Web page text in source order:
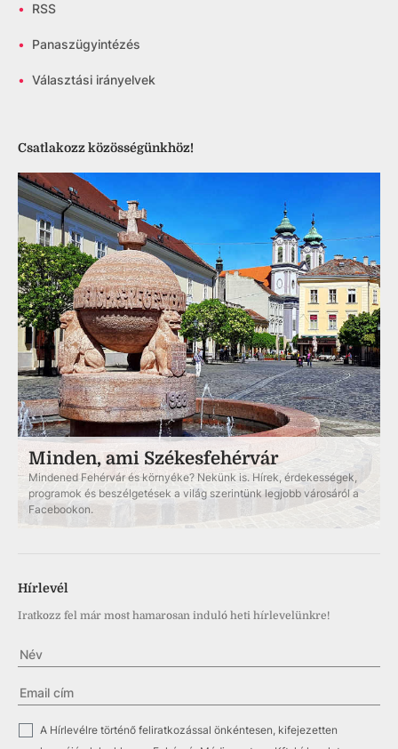
• RSS
• Panaszügyintézés
• Választási irányelvek
Csatlakozz közösségünkhöz!
Minden, ami Székesfehérvár
Mindened Fehérvár és környéke? Nekünk is. Hírek, érdekességek,
programok és beszélgetések a világ szerintünk legjobb városáról a
Facebookon.
Hírlevél
Iratkozz fel már most hamarosan induló heti hírlevelünkre!
A Hírlevélre történő feliratkozással önkéntesen, kifejezetten